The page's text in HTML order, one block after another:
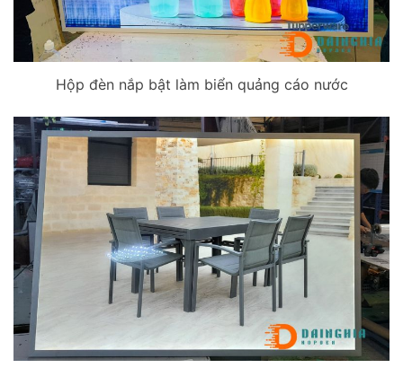
Hộp đèn nắp bật làm biển quảng cáo nước